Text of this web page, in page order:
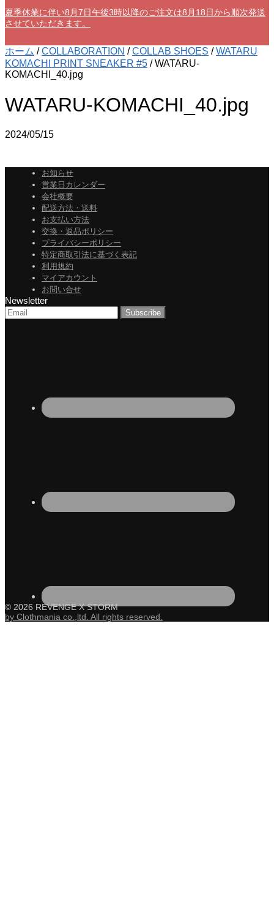
夏季休業に伴い8月7日午後3時以降のご注文は8月18日から順次発送
させていただきます。
ホーム /COLLABORATION /COLLAB SHOES /WATARU
KOMACHI PRINT SNEAKER #5 /WATARU-
KOMACHI_40.jpg
WATARU-KOMACHI_40.jpg
2024/05/15
お知らせ
営業日カレンダー
会社概要
配送方法・送料
お支払い方法
交換・返品ポリシー
プライバシーポリシー
特定商取引法に基づく表記
利用規約
マイアカウント
お問い合せ
Newsletter
© 2026 REVENGE X STORM
by Clothmania co.,ltd. All rights reserved.